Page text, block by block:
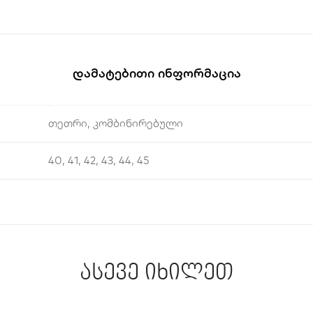
Დამატებითი Ინფორმაცია
თეთრი, კომბინირებული
40, 41, 42, 43, 44, 45
ასევე იხილეთ